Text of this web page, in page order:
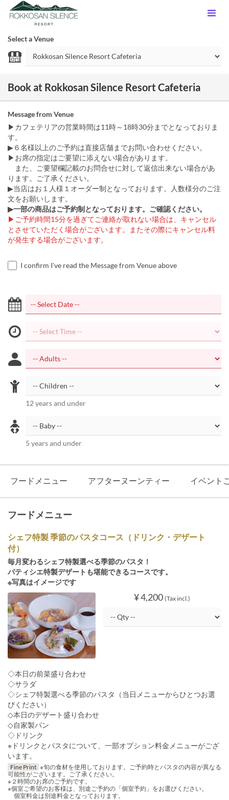
Select a Venue
Book at Rokkosan Silence Resort Cafeteria
Message from Venue
▶カフェテリアの営業時間は11時～18時30分までとなっておりま
す。
▶６名様以上のご予約は直接店舗までお問い合わせください。
▶お席の指定はご要望に添えない場合があります。
また、ご要望欄記載のお問合せに対して返信出来ない場合があ
ります。ご了承ください。
▶当店はお１人様１オーダー制となっております。人数様分のご注
文をお願いします。
▶一部の商品はご予約制となっております。ご確認ください。
▶︎ご予約時間15分を過ぎてご連絡が取れない場合は、キャンセル
とさせていただく場合がございます。またその際にキャンセル料
が発生する場合がございます。
I confirm I've read the Message from Venue above
12 years and under
5 years and under
フードメニュー アフターヌーンティー イベント
フードメニュー
シェフ特製 季節のパスタコース（ドリンク・デザート
付）
毎月変わるシェフ特製選べる季節のパスタ！
パティシエ特製デザートも堪能できるコースです。
※写真はイメージです
¥ 4,200 (Tax incl.)
◇本日の前菜盛り合わせ
◇サラダ
◇シェフ特製選べる季節のパスタ（当日メニューからひとつお選
びください）
◇本日のデザート盛り合わせ
◇自家製パン
◇ドリンク
※ドリンクとパスタについて、一部オプション料金メニューがござ
います。
Fine Print ※旬の食材を使用しております。ご予約時とパスタの内容が異なる
可能性がございます。ご了承ください。
※２時間のお席のご予約です。
※個室ご希望のお客様は、別途ご予約の「個室予約」をお選びください。
個室料金は別途料金となっております。